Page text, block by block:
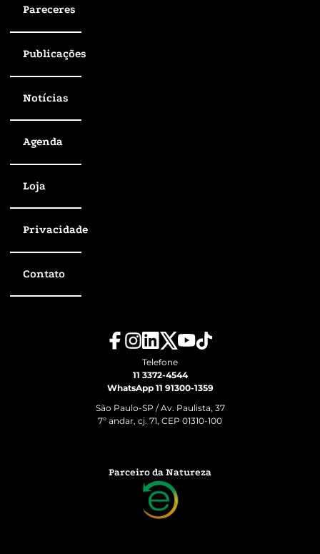
Pareceres
Publicações
Notícias
Agenda
Loja
Privacidade
Contato
Telefone
11 3372-4544
WhatsApp 11 91300-1359
São Paulo-SP / Av. Paulista, 37
7º andar, cj. 71, CEP 01310-100
Parceiro da Natureza